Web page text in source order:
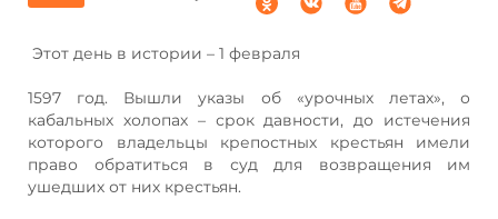
Этот день в истории – 1 февраля
1597 год. Вышли указы об «урочных летах», о
кабальных холопах – срок давности, до истечения
которого владельцы крепостных крестьян имели
право обратиться в суд для возвращения им
ушедших от них крестьян.